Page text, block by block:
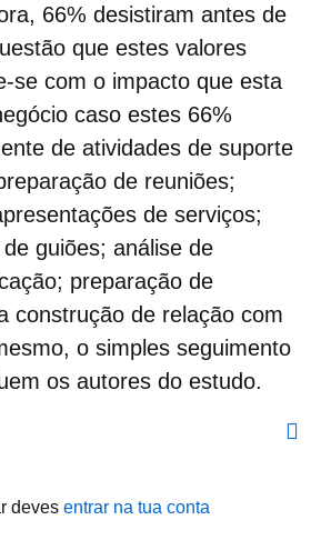
66% desistiram antes de
que estes valores
se com o impacto que esta
caso estes 66%
de atividades de suporte
de reuniões;
de serviços;
guiões; análise de
preparação de
construção de relação com
o simples seguimento
os autores do estudo.
deves entrar na tua conta